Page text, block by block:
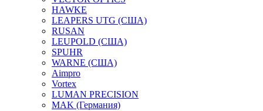
HAWKE
LEAPERS UTG (США)
RUSAN
LEUPOLD (США)
SPUHR
WARNE (США)
Aimpro
Vortex
LUMAN PRECISION
MAK (Германия)